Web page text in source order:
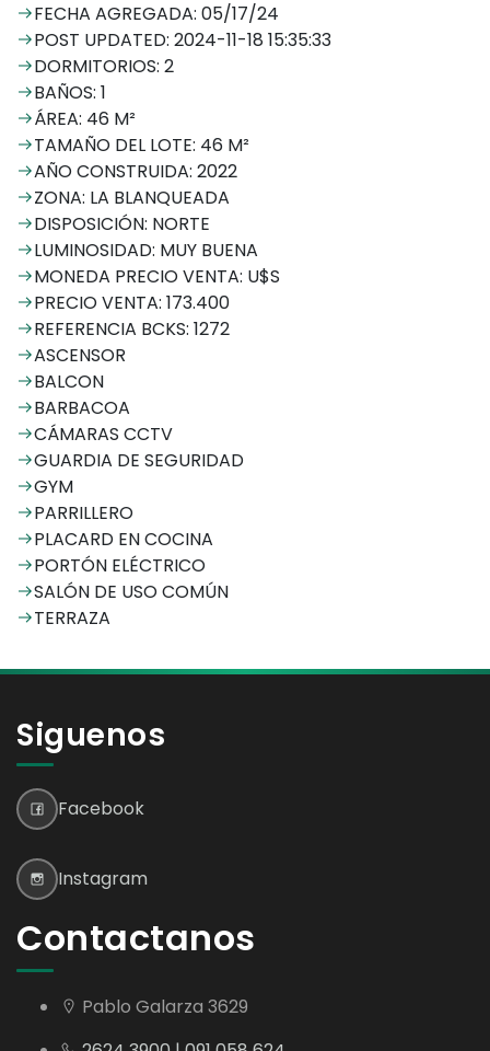
FECHA AGREGADA: 05/17/24
POST UPDATED: 2024-11-18 15:35:33
DORMITORIOS: 2
BAÑOS: 1
ÁREA: 46 M²
TAMAÑO DEL LOTE: 46 M²
AÑO CONSTRUIDA: 2022
ZONA: LA BLANQUEADA
DISPOSICIÓN: NORTE
LUMINOSIDAD: MUY BUENA
MONEDA PRECIO VENTA: U$S
PRECIO VENTA: 173.400
REFERENCIA BCKS: 1272
ASCENSOR
BALCON
BARBACOA
CÁMARAS CCTV
GUARDIA DE SEGURIDAD
GYM
PARRILLERO
PLACARD EN COCINA
PORTÓN ELÉCTRICO
SALÓN DE USO COMÚN
TERRAZA
Siguenos
Facebook
Instagram
Contactanos
Pablo Galarza 3629